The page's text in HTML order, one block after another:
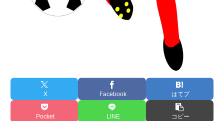
X Facebook はてブ
Pocket LINE コピー